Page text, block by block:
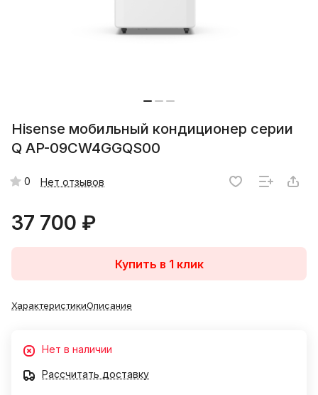
Hisense мобильный кондиционер cерии
Q AP-09CW4GGQS00
0 Нет отзывов
37 700 ₽
Купить в 1 клик
ХарактеристикиОписание
Нет в наличии
Рассчитать доставку